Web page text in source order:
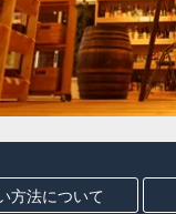
方法について